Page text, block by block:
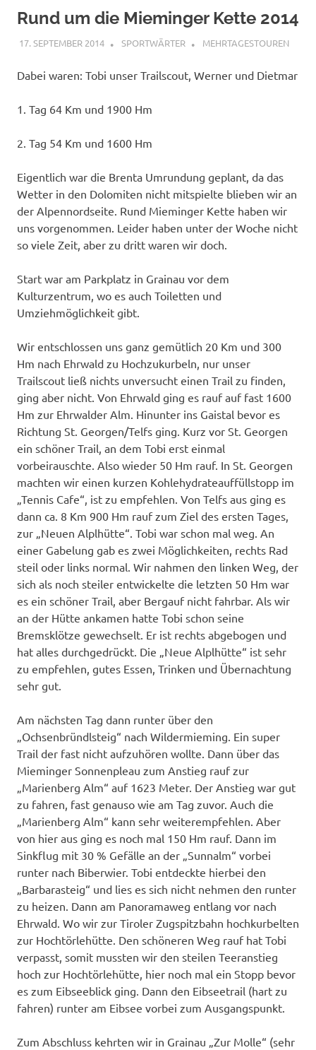
Rund um die Mieminger Kette 2014
17. SEPTEMBER 2014 SPORTWÄRTER MEHRTAGESTOUREN
Dabei waren: Tobi unser Trailscout, Werner und Dietmar
1. Tag 64 Km und 1900 Hm
2. Tag 54 Km und 1600 Hm
Eigentlich war die Brenta Umrundung geplant, da das
Wetter in den Dolomiten nicht mitspielte blieben wir an
der Alpennordseite. Rund Mieminger Kette haben wir
uns vorgenommen. Leider haben unter der Woche nicht
so viele Zeit, aber zu dritt waren wir doch.
Start war am Parkplatz in Grainau vor dem
Kulturzentrum, wo es auch Toiletten und
Umziehmöglichkeit gibt.
Wir entschlossen uns ganz gemütlich 20 Km und 300
Hm nach Ehrwald zu Hochzukurbeln, nur unser
Trailscout ließ nichts unversucht einen Trail zu finden,
ging aber nicht. Von Ehrwald ging es rauf auf fast 1600
Hm zur Ehrwalder Alm. Hinunter ins Gaistal bevor es
Richtung St. Georgen/Telfs ging. Kurz vor St. Georgen
ein schöner Trail, an dem Tobi erst einmal
vorbeirauschte. Also wieder 50 Hm rauf. In St. Georgen
machten wir einen kurzen Kohlehydrateauffüllstopp im
„Tennis Cafe“, ist zu empfehlen. Von Telfs aus ging es
dann ca. 8 Km 900 Hm rauf zum Ziel des ersten Tages,
zur „Neuen Alplhütte“. Tobi war schon mal weg. An
einer Gabelung gab es zwei Möglichkeiten, rechts Rad
steil oder links normal. Wir nahmen den linken Weg, der
sich als noch steiler entwickelte die letzten 50 Hm war
es ein schöner Trail, aber Bergauf nicht fahrbar. Als wir
an der Hütte ankamen hatte Tobi schon seine
Bremsklötze gewechselt. Er ist rechts abgebogen und
hat alles durchgedrückt. Die „Neue Alplhütte“ ist sehr
zu empfehlen, gutes Essen, Trinken und Übernachtung
sehr gut.
Am nächsten Tag dann runter über den
„Ochsenbründlsteig“ nach Wildermieming. Ein super
Trail der fast nicht aufzuhören wollte. Dann über das
Mieminger Sonnenpleau zum Anstieg rauf zur
„Marienberg Alm“ auf 1623 Meter. Der Anstieg war gut
zu fahren, fast genauso wie am Tag zuvor. Auch die
„Marienberg Alm“ kann sehr weiterempfehlen. Aber
von hier aus ging es noch mal 150 Hm rauf. Dann im
Sinkflug mit 30 % Gefälle an der „Sunnalm“ vorbei
runter nach Biberwier. Tobi entdeckte hierbei den
„Barbarasteig“ und lies es sich nicht nehmen den runter
zu heizen. Dann am Panoramaweg entlang vor nach
Ehrwald. Wo wir zur Tiroler Zugspitzbahn hochkurbelten
zur Hochtörlehütte. Den schöneren Weg rauf hat Tobi
verpasst, somit mussten wir den steilen Teeranstieg
hoch zur Hochtörlehütte, hier noch mal ein Stopp bevor
es zum Eibseeblick ging. Dann den Eibseetrail (hart zu
fahren) runter am Eibsee vorbei zum Ausgangspunkt.
Zum Abschluss kehrten wir in Grainau „Zur Molle“ (sehr